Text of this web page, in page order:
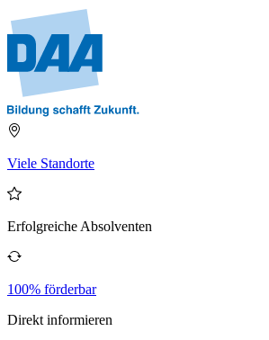
Viele Standorte
Erfolgreiche Absolventen
100% förderbar
Direkt informieren